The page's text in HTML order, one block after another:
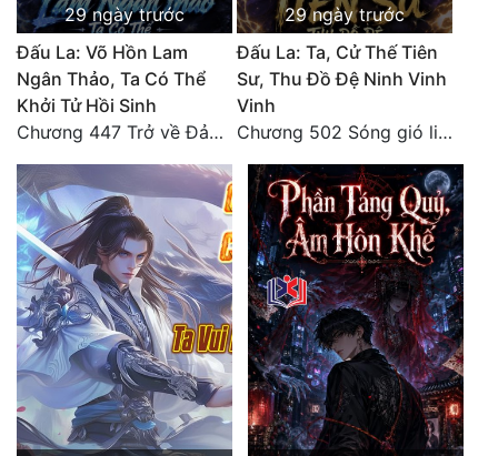
Cẩu Đạo Trường Sinh
Ngự Thú
Truyện Nữ
Vô Địch Lưu
Xây Dựng Thế Lực
Đam Mỹ
Đẹp
Đẹp Hiệp
29 ngày trước
Đấu La: Võ Hồn Lam
Ngân Thảo, Ta Có Thể
Khởi Tử Hồi Sinh
Chương 447 Trở về Đảo Hải Thần
29 ngày trước
Đấu La: Ta, Cử Thế Tiên
Sư, Thu Đồ Đệ Ninh Vinh
Vinh
Chương 502 Sóng gió liên hồi, nguy cơ sinh nở của Ninh Vinh Vinh [HẾT]